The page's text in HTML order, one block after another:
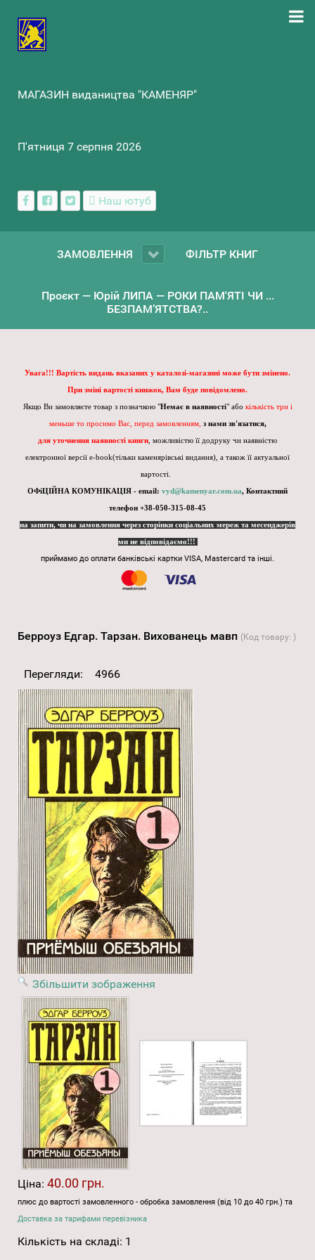
МАГАЗИН видаництва "КАМЕНЯР"
П'ятниця 7 серпня 2026
Наш ютуб
ЗАМОВЛЕННЯ ФІЛЬТР КНИГ
Проєкт — Юрій ЛИПА — РОКИ ПАМ'ЯТІ ЧИ ...
БЕЗПАМ’ЯТСТВА?..
Увага!!! Вартість видань вказаних у каталозі-магазині може бути змінено.
При зміні вартості книжок, Вам буде повідомлено.
Якщо Ви замовляєте товар з позначкою "Немає в наявності" або кількість три і
меньше то просимо Вас, перед замовленням, з нами зв'язатися,
для уточнення наявності книги , можливістю її додруку чи наявністю
електронної версії e-book(тільки каменярівські видання), а також її актуальної
вартості.
ОФіЦІЙНА КОМУНІКАЦІЯ - email: vyd@kamenyar.com.ua, Контактний
телефон +38-050-315-08-45
на запити, чи на замовлення через сторінки соціальних мереж та месенджерів
ми не відповідаємо!!!
приймамо до оплати банківські картки VISA, Mastercard та інші.
Берроуз Едгар. Тарзан. Вихованець мавп (Код товару: )
Перегляди: 4966
Збільшити зображення
Ціна: 40.00 грн.
плюс до вартості замовленного - обробка замовлення (від 10 до 40 грн.) та
Доставка за тарифами перевізника
Кількість на складі: 1